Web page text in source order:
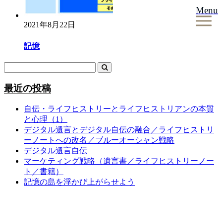
Menu
2021年8月22日
記憶
最近の投稿
自伝・ライフヒストリーとライフヒストリアンの本質
と心理（1）
デジタル遺言とデジタル自伝の融合／ライフヒストリ
ーノートへの改名／ブルーオーシャン戦略
デジタル遺言自伝
マーケティング戦略（遺言書／ライフヒストリーノー
ト／書籍）
記憶の島を浮かび上がらせよう